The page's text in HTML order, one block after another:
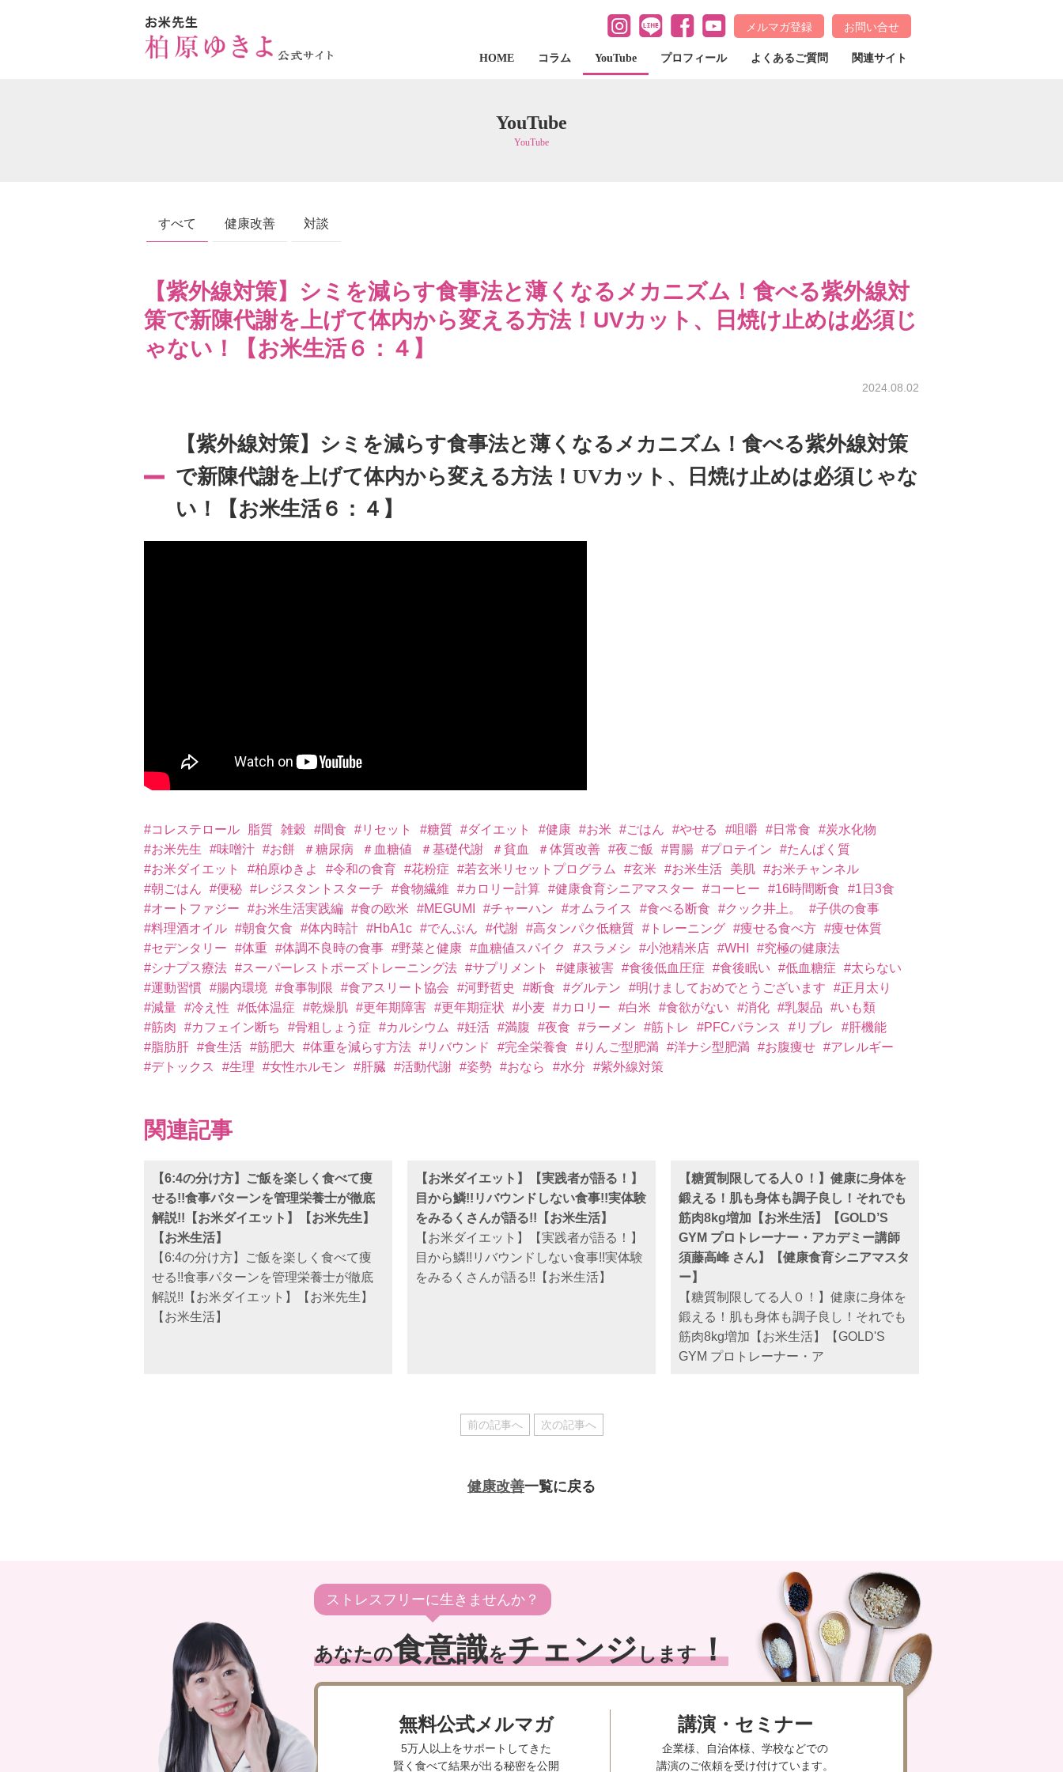
メルマガ登録 お問い合せ
HOME コラム YouTube プロフィール よくあるご質問 関連サイト
YouTube
YouTube
すべて 健康改善 対談
【紫外線対策】シミを減らす食事法と薄くなるメカニズム！食べる紫外線対
策で新陳代謝を上げて体内から変える方法！UVカット、日焼け止めは必須じ
ゃない！【お米生活６：４】
2024.08.02
【紫外線対策】シミを減らす食事法と薄くなるメカニズム！食べる紫外線対策
で新陳代謝を上げて体内から変える方法！UVカット、日焼け止めは必須じゃな
い！【お米生活６：４】
#コレステロール 脂質 雑穀 #間食 #リセット #糖質 #ダイエット #健康 #お米 #ごはん #やせる #咀嚼 #日常食
#炭水化物
#お米先生
#味噌汁 #お餅 ＃糖尿病 ＃血糖値 ＃基礎代謝 ＃貧血 ＃体質改善 #夜ご飯 #胃腸 #プロテイン
#たんぱく質
#お米ダイエット
#柏原ゆきよ #令和の食育 #花粉症 #若玄米リセットプログラム #玄米 #お米生活 美肌 #お米チャンネル
#朝ごはん
#便秘 #レジスタントスターチ #食物繊維 #カロリー計算 #健康食育シニアマスター #コーヒー #16時間断食
#1日3食
#オートファジー
#お米生活実践編 #食の欧米 #MEGUMI #チャーハン #オムライス #食べる断食 #クック井上。
#子供の食事
#料理酒オイル #朝食欠食 #体内時計 #HbA1c #でんぷん #代謝 #高タンパク低糖質 #トレーニング #痩せる食べ方 #痩せ体質
#セデンタリー
#体重 #体調不良時の食事 #野菜と健康 #血糖値スパイク #スラメシ #小池精米店 #WHI
#究極の健康法
#シナプス療法 #スーパーレストポーズトレーニング法 #サプリメント #健康被害 #食後低血圧症 #食後眠い #低血糖症
#太らない
#運動習慣 #腸内環境 #食事制限 #食アスリート協会 #河野哲史 #断食 #グルテン #明けましておめでとうございます
#正月太り
#減量 #冷え性 #低体温症 #乾燥肌 #更年期障害 #更年期症状 #小麦 #カロリー #白米 #食欲がない #消化 #乳製品
#いも類
#筋肉
#カフェイン断ち #骨粗しょう症 #カルシウム #妊活 #満腹 #夜食 #ラーメン #筋トレ #PFCバランス #リブレ
#肝機能
#脂肪肝 #食生活 #筋肥大 #体重を減らす方法 #リバウンド #完全栄養食 #りんご型肥満 #洋ナシ型肥満 #お腹痩せ #アレルギー
#デトックス
#生理 #女性ホルモン #肝臓 #活動代謝 #姿勢 #おなら #水分 #紫外線対策
関連記事
【6:4の分け方】ご飯を楽しく食べて痩
せる!!食事パターンを管理栄養士が徹底
解説!!【お米ダイエット】【お米先生】
【お米生活】
【6:4の分け方】ご飯を楽しく食べて痩
せる!!食事パターンを管理栄養士が徹底
解説!!【お米ダイエット】【お米先生】
【お米生活】
【お米ダイエット】【実践者が語る！】
目から鱗!!リバウンドしない食事!!実体験
をみるくさんが語る!!【お米生活】
【お米ダイエット】【実践者が語る！】
目から鱗!!リバウンドしない食事!!実体験
をみるくさんが語る!!【お米生活】
【糖質制限してる人０！】健康に身体を
鍛える！肌も身体も調子良し！それでも
筋肉8kg増加【お米生活】【GOLD’S
GYM プロトレーナー・アカデミー講師
須藤高峰 さん】【健康食育シニアマスタ
ー】
【糖質制限してる人０！】健康に身体を
鍛える！肌も身体も調子良し！それでも
筋肉8kg増加【お米生活】【GOLD'S
GYM プロトレーナー・ア
前の記事へ 次の記事へ
健康改善一覧に戻る
ストレスフリーに生きませんか？
あなたの食意識をチェンジします！
無料公式メルマガ
5万人以上をサポートしてきた
賢く食べて結果が出る秘密を公開
講演・セミナー
企業様、自治体様、学校などでの
講演のご依頼を受け付けています。